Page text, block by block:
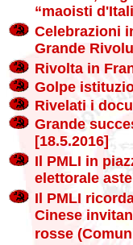
“maoisti
Celebrazioni
Grande
Rivolta in
Golpe
Rivelati i
Grande
[18.5.2016]
Il PMLI in
elettorale
Il PMLI
Cinese
rosse